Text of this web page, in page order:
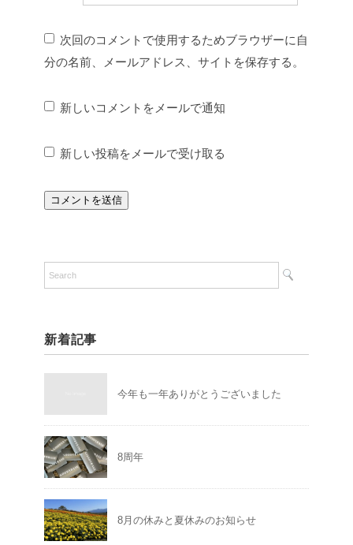
次回のコメントで使用するためブラウザーに自
分の名前、メールアドレス、サイトを保存する。
新しいコメントをメールで通知
新しい投稿をメールで受け取る
新着記事
今年も一年ありがとうございました
8周年
8月の休みと夏休みのお知らせ